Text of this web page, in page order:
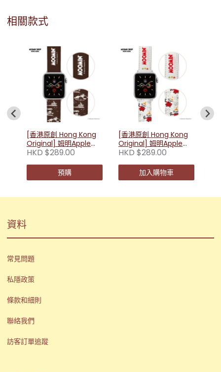
相關款式
[香港原創 Hong Kong
Original] 姆明Apple
Watch替換錶帶- 棕色
HKD $289.00
預購
[香港原創 Hong Kong
Original] 姆明Apple
Watch替換錶帶- 小美
HKD $289.00
加入購物車
資料
常見問題
私隱政策
條款和細則
聯絡我們
訪客訂單追蹤